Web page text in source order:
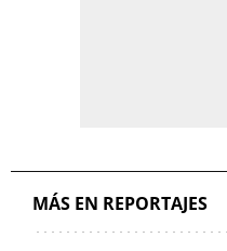
MÁS EN REPORTAJES